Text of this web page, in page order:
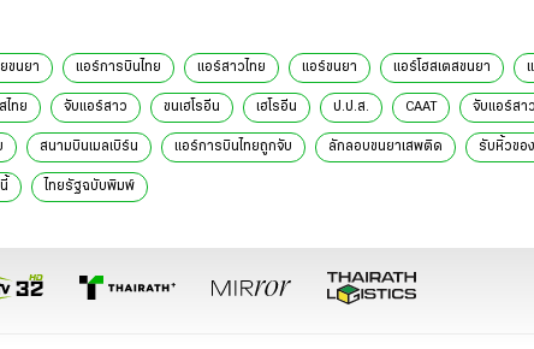
ขนยา แอร์การบินไทย แอร์สาวไทย แอร์ขนยา แอร์โฮสเตสขนยา
ไทย จับแอร์สาว ขนเฮโรอีน เฮโรอีน ป.ป.ส. CAAT จับแอร์สา
สนามบินเมลเบิร์น แอร์การบินไทยถูกจับ ลักลอบขนยาเสพติด รับหิ้วขอ
ไทยรัฐฉบับพิมพ์